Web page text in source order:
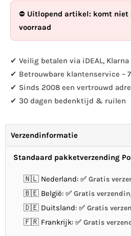
voedervariatie
emmer
voedervariatie
⛔ Uitlopend artikel: komt niet
voorraad
✔ Veilig betalen via iDEAL,
✔ Betrouwbare klantenservice –
✔ Sinds 2008 een vertrouwd
✔ 30 dagen bedenktijd & ruilen
Verzendinformatie
Standaard pakketverzending
🇳🇱 Nederland: Gratis
🇧🇪 België: Gratis
🇩🇪 Duitsland: Gratis
🇫🇷 Frankrijk: Gratis